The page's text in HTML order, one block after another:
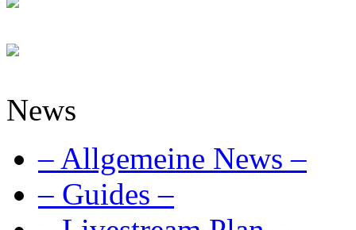
News
– Allgemeine News –
– Guides –